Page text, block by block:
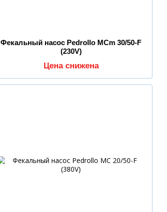
Фекальный насос Pedrollo MCm 30/50-F
(230V)
Цена снижена